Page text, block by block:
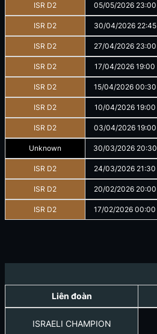
ISR D2 05/05/2026 23:00
ISR D2 30/04/2026 22:45
ISR D2 27/04/2026 23:00
ISR D2 17/04/2026 19:00
ISR D2 15/04/2026 00:30
ISR D2 10/04/2026 19:00
ISR D2 03/04/2026 19:00
Unknown 30/03/2026 20:30
ISR D2 24/03/2026 21:30
ISR D2 20/02/2026 20:00
ISR D2 17/02/2026 00:00
Liên đoàn
ISRAELI CHAMPION